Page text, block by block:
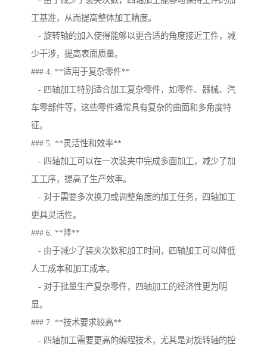
工基准，从而提高整体加工精度。
- 旋转轴的加入使得能够以更合适的角度接近工件，减
少干涉，提高表面质量。
### 4. **适用于复杂零件**
- 四轴加工特别适合加工复杂零件，如零件、器械、汽
车零部件等，这些零件通常具有复杂的曲面和多角度特
征。
### 5. **灵活性和效率**
- 四轴加工可以在一次装夹中完成多面加工，减少了加
工工序，提高了生产效率。
- 对于需要多次换刀或调整角度的加工任务，四轴加工
更具灵活性。
### 6. **降**
- 由于减少了装夹次数和加工时间，四轴加工可以降低
人工成本和加工成本。
- 对于批量生产复杂零件，四轴加工的经济性更为明
显。
### 7. **技术要求较高**
- 四轴加工需要更高的编程技术，尤其是对旋转轴的控